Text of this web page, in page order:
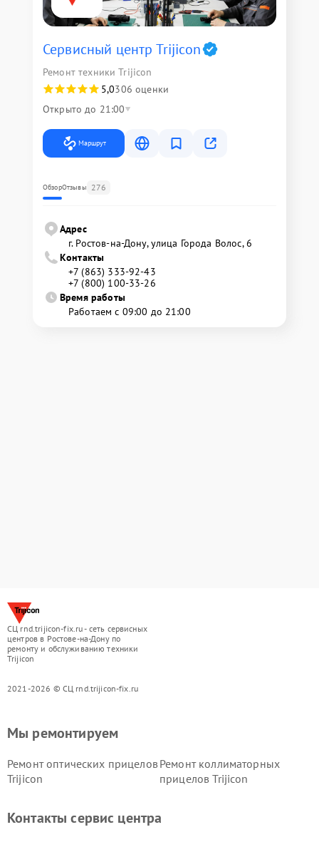
Сервисный центр Trijicon
Ремонт техники Trijicon
5,0306 оценки
Открыто до 21:00
Маршрут
ОбзорОтзывы 276
Адрес
г. Ростов-на-Дону, улица Города Волос, 6
Контакты
+7 (863) 333-92-43
+7 (800) 100-33-26
Время работы
Работаем с 09:00 до 21:00
СЦ rnd.trijicon-fix.ru - сеть сервисных
центров в Ростове-на-Дону по
ремонту и обслуживанию техники
Trijicon
2021-2026 © СЦ rnd.trijicon-fix.ru
Мы ремонтируем
Ремонт оптических прицелов
Trijicon
Ремонт коллиматорных
прицелов Trijicon
Контакты сервис центра